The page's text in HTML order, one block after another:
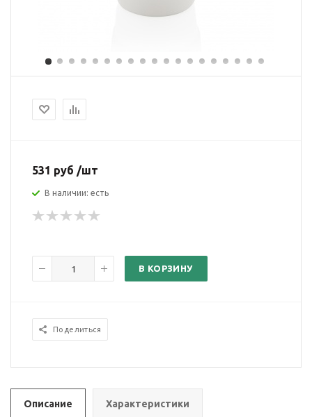
531 руб /шт
В наличии: есть
В КОРЗИНУ
Поделиться
Описание Характеристики